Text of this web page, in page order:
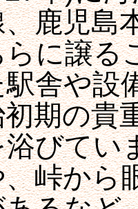
鹿児島
に譲る
舎や設
期の貴
びてい
峠から